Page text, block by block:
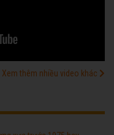
Xem thêm nhiều video khác